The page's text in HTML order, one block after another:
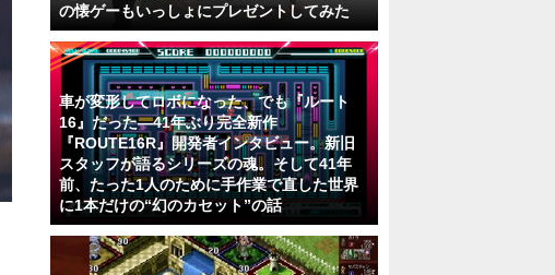
の懐ゲーもいっしょにプレゼントしてみた
車が変形してロボになった、でも『ルート
16』だった―41年ぶり完全新作
『ROUTE16R』開発者インタビュー。新旧
スタッフが語るシリーズの魂。そして41年
前、たった1人のために手作業で直した世界
に1本だけの“幻のカセット”の話